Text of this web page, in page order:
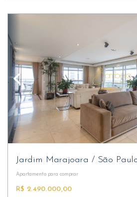
Jardim Marajoara / São
Apartamento para comprar
R$ 2.490.000,00